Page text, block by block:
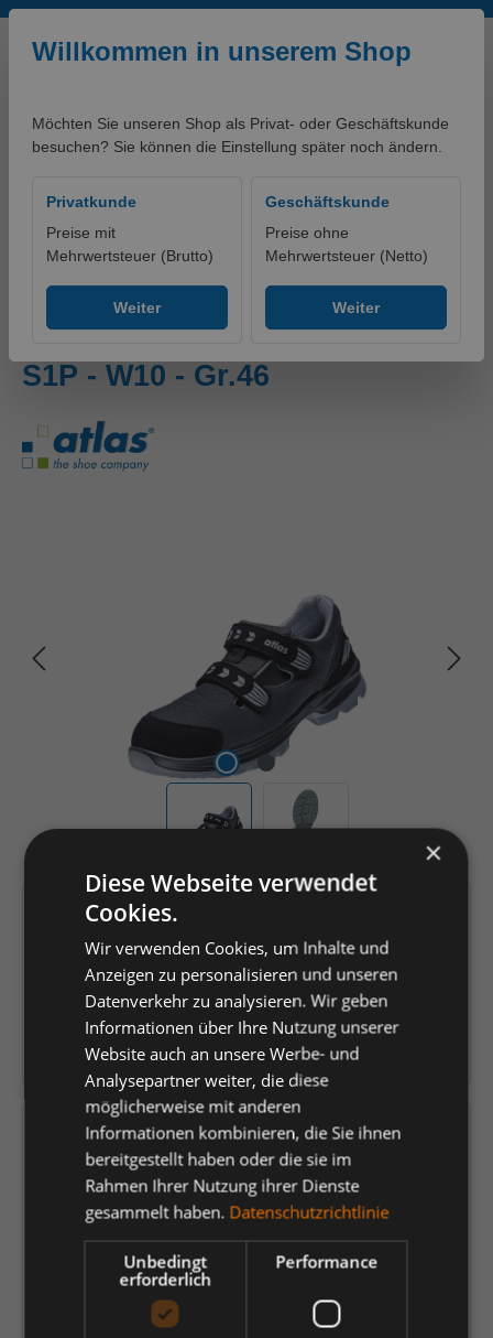
Zum Hauptinhalt springen
Willkommen in unserem Shop
Möchten Sie unseren Shop als Privat- oder Geschäftskunde
besuchen? Sie können die Einstellung später noch ändern.
Privatkunde
Preise mit
Mehrwertsteuer (Brutto)
Weiter
Geschäftskunde
Preise ohne
Mehrwertsteuer (Netto)
Weiter
Sandale FLASH 1605 XP ESD -
S1P - W10 - Gr.46
Hersteller:
ATLAS-Schuhfabrik
Gebr. Schabsky GmbH
& Co. KG
Artikelnummer:
4043692376738
Herstellernummer: 32400-46
Versandfertig in 7 Tagen, Lieferzeit 1-3 Tage
Größeauswählen
44 45
×
Diese Webseite verwendet
Cookies.
Wir verwenden Cookies, um Inhalte und
Anzeigen zu personalisieren und unseren
Datenverkehr zu analysieren. Wir geben
Informationen über Ihre Nutzung unserer
Website auch an unsere Werbe- und
Analysepartner weiter, die diese
möglicherweise mit anderen
Informationen kombinieren, die Sie ihnen
bereitgestellt haben oder die sie im
Rahmen Ihrer Nutzung ihrer Dienste
gesammelt haben. Datenschutzrichtlinie
Unbedingt
erforderlich
Performance